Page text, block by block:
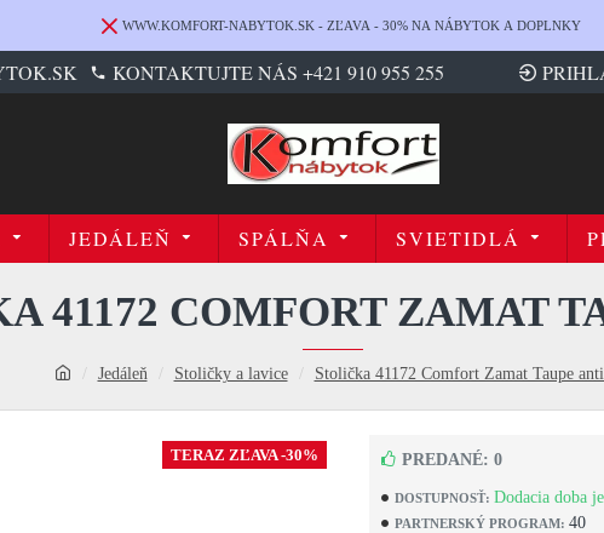
WWW.KOMFORT-NABYTOK.SK - ZĽAVA - 30% NA NÁBYTOK A DOPLNKY
KONTAKTUJTE NÁS +421 910 955 255
JEDÁLEŇ SPÁLŇA SVIETIDLÁ
Jedáleň Stoličky a lavice Stolička 41172 Comfort Zamat Taupe
41172 COMFORT ZAMAT
TERAZ ZĽAVA -30%
DOSTUPNOSŤ: Dodacia doba
PARTNERSKÝ PROGRAM: 40
PREDANÉ: 0